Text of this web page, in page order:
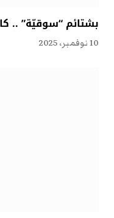
بشتائم “سوقيّة” ..
10 نوفمبر، 2025